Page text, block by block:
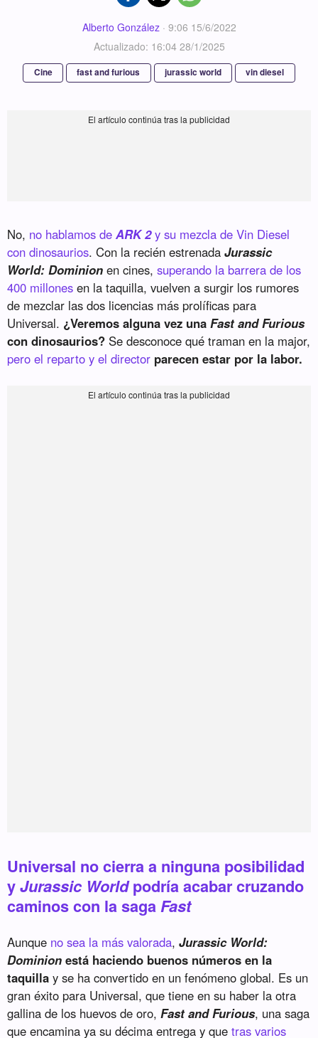
Alberto González· 9:06 15/6/2022
Actualizado: 16:04 28/1/2025
Cine fast and furious jurassic world vin diesel
No, no hablamos deARK 2y su mezcla de Vin Diesel
con dinosaurios. Con la recién estrenadaJurassic
World: Dominion en cines,superando la barrera de los
400 millones en la taquilla, vuelven a surgir los rumores
de mezclar las dos licencias más prolíficas para
Universal. ¿Veremos alguna vez unaFast and Furious
con dinosaurios? Se desconoce qué traman en la major,
pero el reparto y el director parecen estar por la labor.
Universal no cierra a ninguna posibilidad
yJurassic Worldpodría acabar cruzando
caminos con la sagaFast
Aunque no sea la más valorada,Jurassic World:
Dominion está haciendo buenos números en la
taquilla y se ha convertido en un fenómeno global. Es un
gran éxito para Universal, que tiene en su haber la otra
gallina de los huevos de oro,Fast and Furious, una saga
que encamina ya su décima entrega y quetras varios